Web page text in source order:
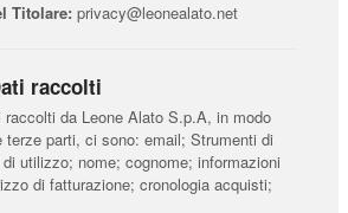
Titolare: privacy@leonealato.net
raccolti
raccolti da Leone Alato S.p.A, in modo
terze parti, ci sono: email; Strumenti di
utilizzo; nome; cognome; informazioni
di fatturazione; cronologia acquisti;